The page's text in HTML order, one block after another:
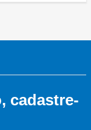
cadastre-